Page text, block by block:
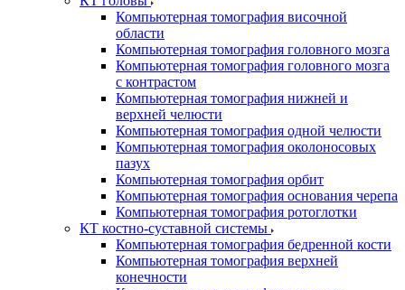
Компьютерная томография височной
области
Компьютерная томография головного мозга
Компьютерная томография головного мозга
с контрастом
Компьютерная томография нижней и
верхней челюсти
Компьютерная томография одной челюсти
Компьютерная томография околоносовых
пазух
Компьютерная томография орбит
Компьютерная томография основания черепа
Компьютерная томография ротоглотки
КТ костно-суставной системы
Компьютерная томография бедренной кости
Компьютерная томография верхней
конечности